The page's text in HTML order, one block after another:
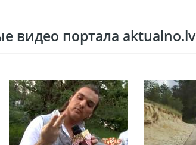
видео портала aktualno.lv